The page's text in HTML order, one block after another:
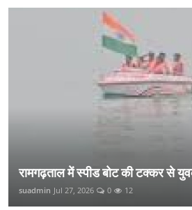
रामगढ़ताल में स्पीड बोट की टक्कर से
suadmin Jul 27, 2026 0 12